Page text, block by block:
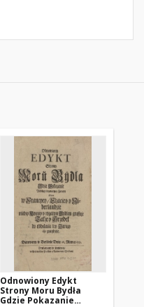
Odnowiony Edykt
Strony Moru Bydła
Gdzie Pokazanie